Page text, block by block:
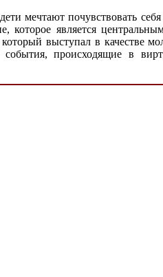
мечтают почувствовать
является
выступал в качестве
происходящие в